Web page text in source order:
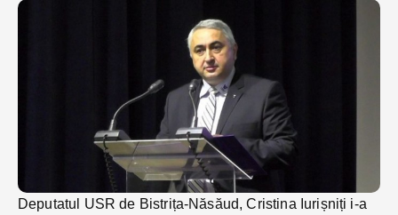
Deputatul USR de Bistrița-Năsăud, Cristina Iurișniți i-a